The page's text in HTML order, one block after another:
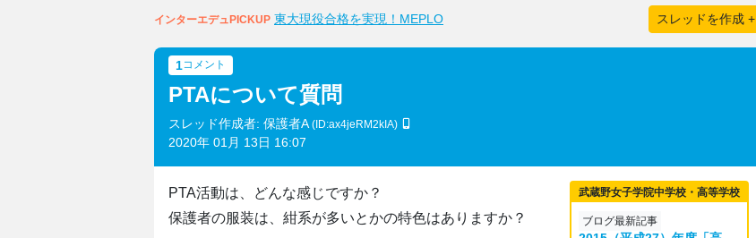
インターエデュPICKUP 東大現役合格を実現！MEPLO スレッドを作成 +
1コメント
PTAについて質問
スレッド作成者: 保護者A (ID:ax4jeRM2kIA)
2020年 01月 13日 16:07
武蔵野女子学院中学校・高等学校
ブログ最新記事
PTA活動は、どんな感じですか？
保護者の服装は、紺系が多いとかの特色はありますか？